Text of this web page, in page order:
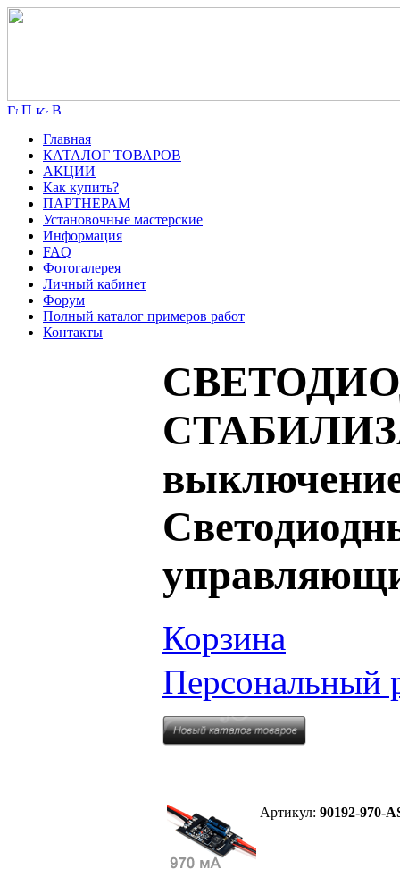
Главная
КАТАЛОГ ТОВАРОВ
АКЦИИ
Как купить?
ПАРТНЕРАМ
Установочные мастерские
Информация
FAQ
Фотогалерея
Личный кабинет
Форум
Полный каталог примеров работ
Контакты
Корзина
Персональный
Артикул: 90192-970-